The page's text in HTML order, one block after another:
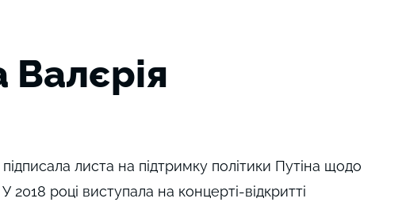
Валєрія
листа на підтримку політики Путіна щодо
У 2018 році виступала на концерті-відкритті